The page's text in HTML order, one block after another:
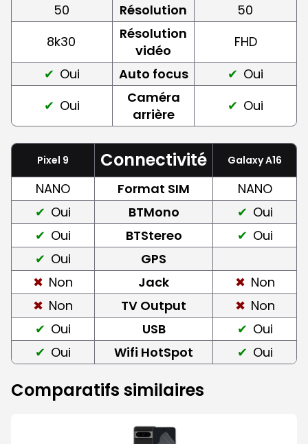
50
Résolution
50
8k30
Résolution
vidéo
FHD
Oui
Auto focus
Oui
Oui
Caméra
arrière
Oui
Pixel 9 Connectivité Galaxy A16
NANO Format SIM
NANO
Oui
BTMono
Oui
Oui
BTStereo
Oui
Oui
GPS
Non
Jack
Non
Non
TV Output
Non
Oui
USB
Oui
Oui
Wifi HotSpot Oui
Comparatifs similaires